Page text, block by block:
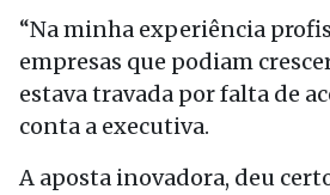
“Na minha experiência
empresas que podiam
estava travada por falta de
conta a executiva.
A aposta inovadora, deu